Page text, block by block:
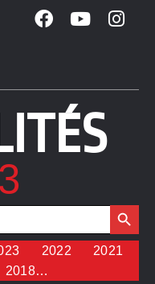
Search Button
2022
2021
2018…